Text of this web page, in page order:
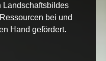
Landschaftsbildes
bei und
Hand gefördert.